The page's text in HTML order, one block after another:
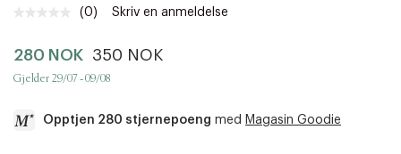
Ingen
Samme
sidelenke.
(0) Skriv en anmeldelse
280 NOK 350 NOK
Gjelder 29/07 - 09/08
Opptjen 280 stjernepoeng med Magasin Goodie